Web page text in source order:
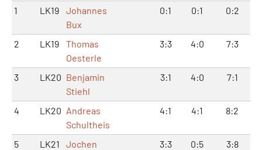
1
LK19
Johannes
Bux
0:1 0:1 0:2
2 LK19
Thomas
Oesterle
3:3 4:0 7:3
3 LK20 Benjamin
Stiehl
3:1 4:0 7:1
4 LK20 Andreas
Schultheis
4:1 4:1 8:2
5 LK21
Jochen
3:3 0:5 3:8